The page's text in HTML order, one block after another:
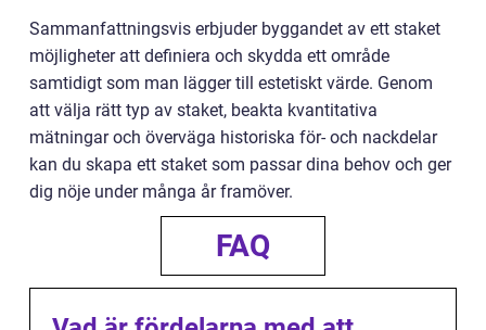
Sammanfattningsvis erbjuder byggandet av ett staket
möjligheter att definiera och skydda ett område
samtidigt som man lägger till estetiskt värde. Genom
att välja rätt typ av staket, beakta kvantitativa
mätningar och överväga historiska för- och nackdelar
kan du skapa ett staket som passar dina behov och ger
dig nöje under många år framöver.
FAQ